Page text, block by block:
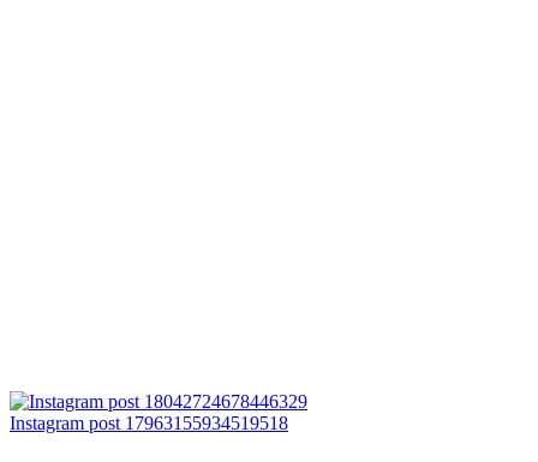
Instagram post 17963155934519518